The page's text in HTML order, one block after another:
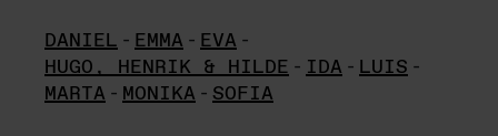
DANIEL - EMMA - EVA -
HUGO, HENRIK & HILDE - IDA - LUIS -
MARTA - MONIKA - SOFIA